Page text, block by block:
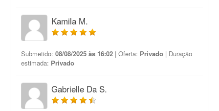
Kamila M.
Submetido: 08/08/2025 às 16:02 | Oferta: Privado | Duração
estimada: Privado
Gabrielle Da S.